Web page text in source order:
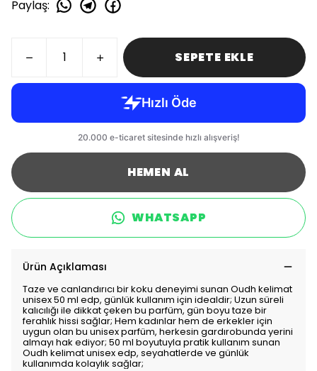
Paylaş:
SEPETE EKLE
HEMEN AL
WHATSAPP
Ürün Açıklaması
Taze ve canlandırıcı bir koku deneyimi sunan Oudh kelimat
unisex 50 ml edp, günlük kullanım için idealdir; Uzun süreli
kalıcılığı ile dikkat çeken bu parfüm, gün boyu taze bir
ferahlık hissi sağlar; Hem kadınlar hem de erkekler için
uygun olan bu unisex parfüm, herkesin gardırobunda yerini
almayı hak ediyor; 50 ml boyutuyla pratik kullanım sunan
Oudh kelimat unisex edp, seyahatlerde ve günlük
kullanımda kolaylık sağlar;